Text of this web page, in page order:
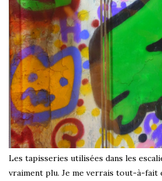
Les tapisseries utilisées dans les
vraiment plu. Je me verrais tout-à-fait